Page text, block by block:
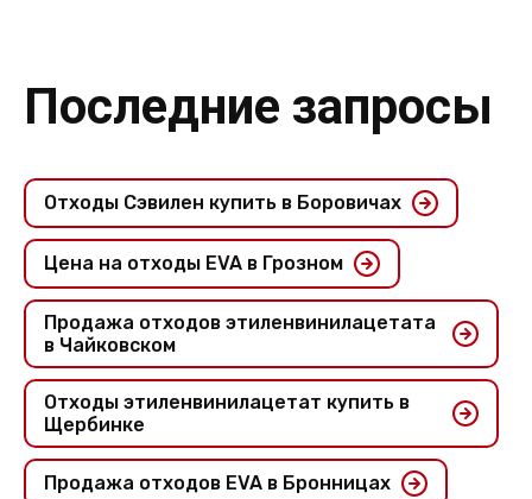
Последние запросы
Отходы Сэвилен купить в Боровичах
Цена на отходы EVA в Грозном
Продажа отходов этиленвинилацетата
в Чайковском
Отходы этиленвинилацетат купить в
Щербинке
Продажа отходов EVA в Бронницах